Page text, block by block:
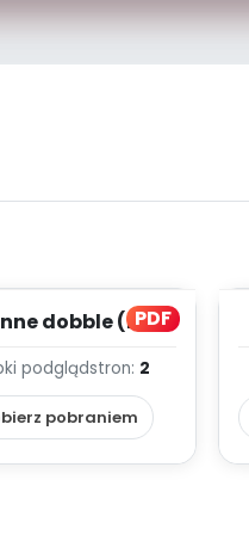
PDF
dobble (PD)
podglądstron: 2
pobraniem